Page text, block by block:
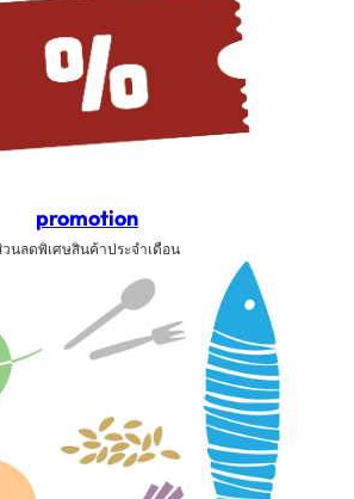
promotion
วนลดพิเศษสินค้าประจำเดือน